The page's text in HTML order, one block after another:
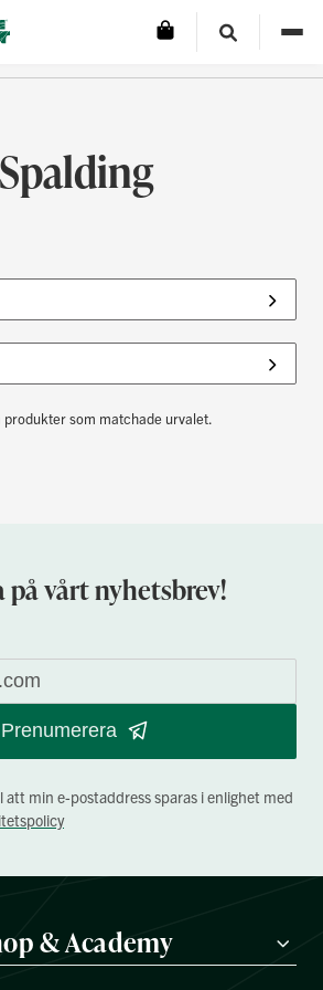
Spalding
produkter som matchade urvalet.
på vårt nyhetsbrev!
Prenumerera
att min e-postaddress sparas i enlighet med
& Academy